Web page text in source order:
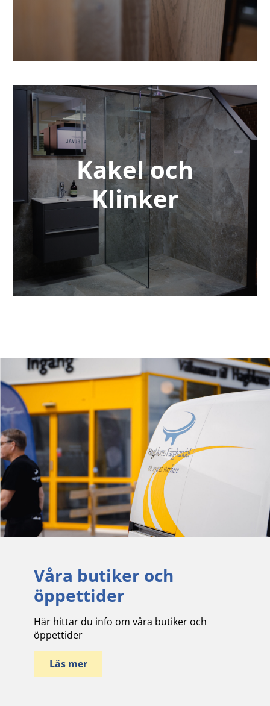
Kakel och
Klinker
Våra butiker och
öppettider
Här hittar du info om våra butiker och
öppettider
Läs mer